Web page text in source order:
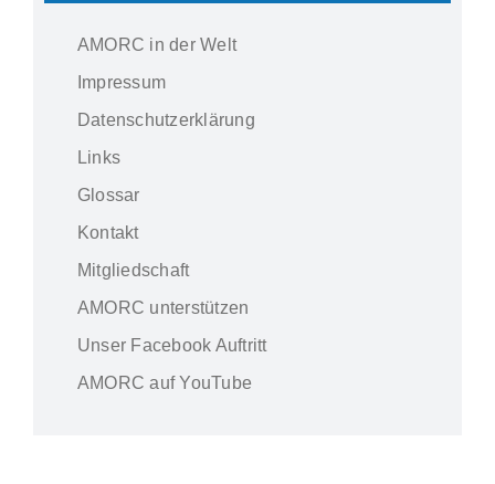
AMORC in der Welt
Impressum
Datenschutzerklärung
Links
Glossar
Kontakt
Mitgliedschaft
AMORC unterstützen
Unser Facebook Auftritt
AMORC auf YouTube